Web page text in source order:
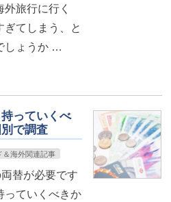
旅行に行く
ぎてしまう、と
しょうか …
っていくべ
で調査
＆海外関連記事
替が必要です
っていくべきか